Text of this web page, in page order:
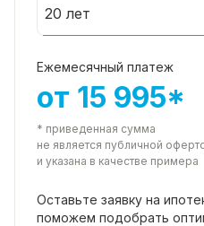
Ежемесячный платеж
от 15 995*
* приведенная сумма
не является публичной
и указана в качестве примера
Оставьте заявку на
поможем подобрать